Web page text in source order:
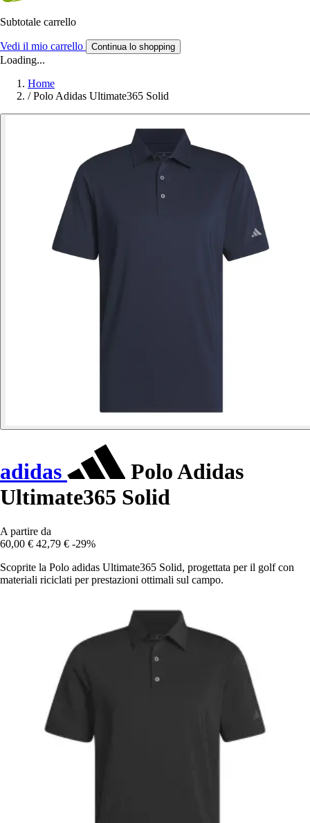
Subtotale carrello
Vedi il mio carrello Continua lo shopping
Loading...
Home
/ Polo Adidas Ultimate365 Solid
adidas
Polo Adidas
Ultimate365 Solid
A partire da
60,00 € 42,79 € -29%
Scoprite la Polo adidas Ultimate365 Solid, progettata per il golf con
materiali riciclati per prestazioni ottimali sul campo.